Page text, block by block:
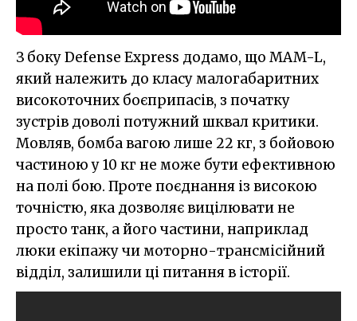
З боку Defense Express додамо, що MAM-L,
який належить до класу малогабаритних
високоточних боєприпасів, з початку
зустрів доволі потужний шквал критики.
Мовляв, бомба вагою лише 22 кг, з бойовою
частиною у 10 кг не може бути ефективною
на полі бою. Проте поєднання із високою
точністю, яка дозволяє вицілювати не
просто танк, а його частини, наприклад
люки екіпажу чи моторно-трансмісійний
відділ, залишили ці питання в історії.